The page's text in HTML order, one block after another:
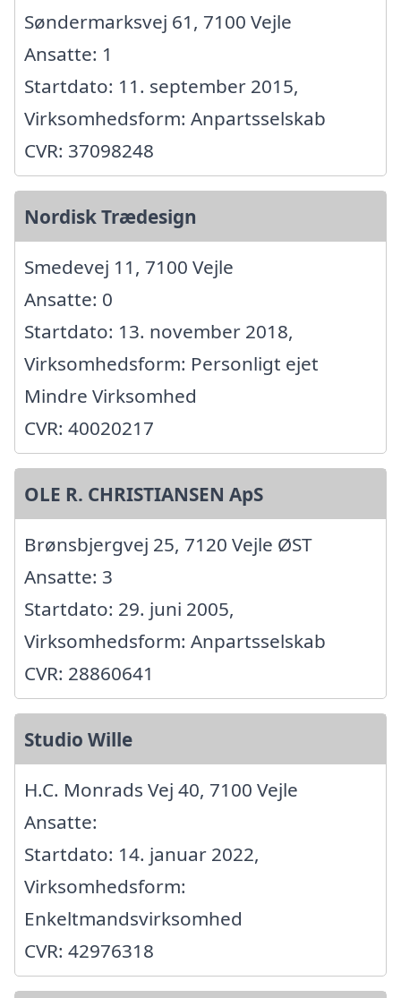
Søndermarksvej 61, 7100 Vejle
Ansatte: 1
Startdato: 11. september 2015,
Virksomhedsform: Anpartsselskab
CVR: 37098248
Nordisk Trædesign
Smedevej 11, 7100 Vejle
Ansatte: 0
Startdato: 13. november 2018,
Virksomhedsform: Personligt ejet
Mindre Virksomhed
CVR: 40020217
OLE R. CHRISTIANSEN ApS
Brønsbjergvej 25, 7120 Vejle ØST
Ansatte: 3
Startdato: 29. juni 2005,
Virksomhedsform: Anpartsselskab
CVR: 28860641
Studio Wille
H.C. Monrads Vej 40, 7100 Vejle
Ansatte:
Startdato: 14. januar 2022,
Virksomhedsform:
Enkeltmandsvirksomhed
CVR: 42976318